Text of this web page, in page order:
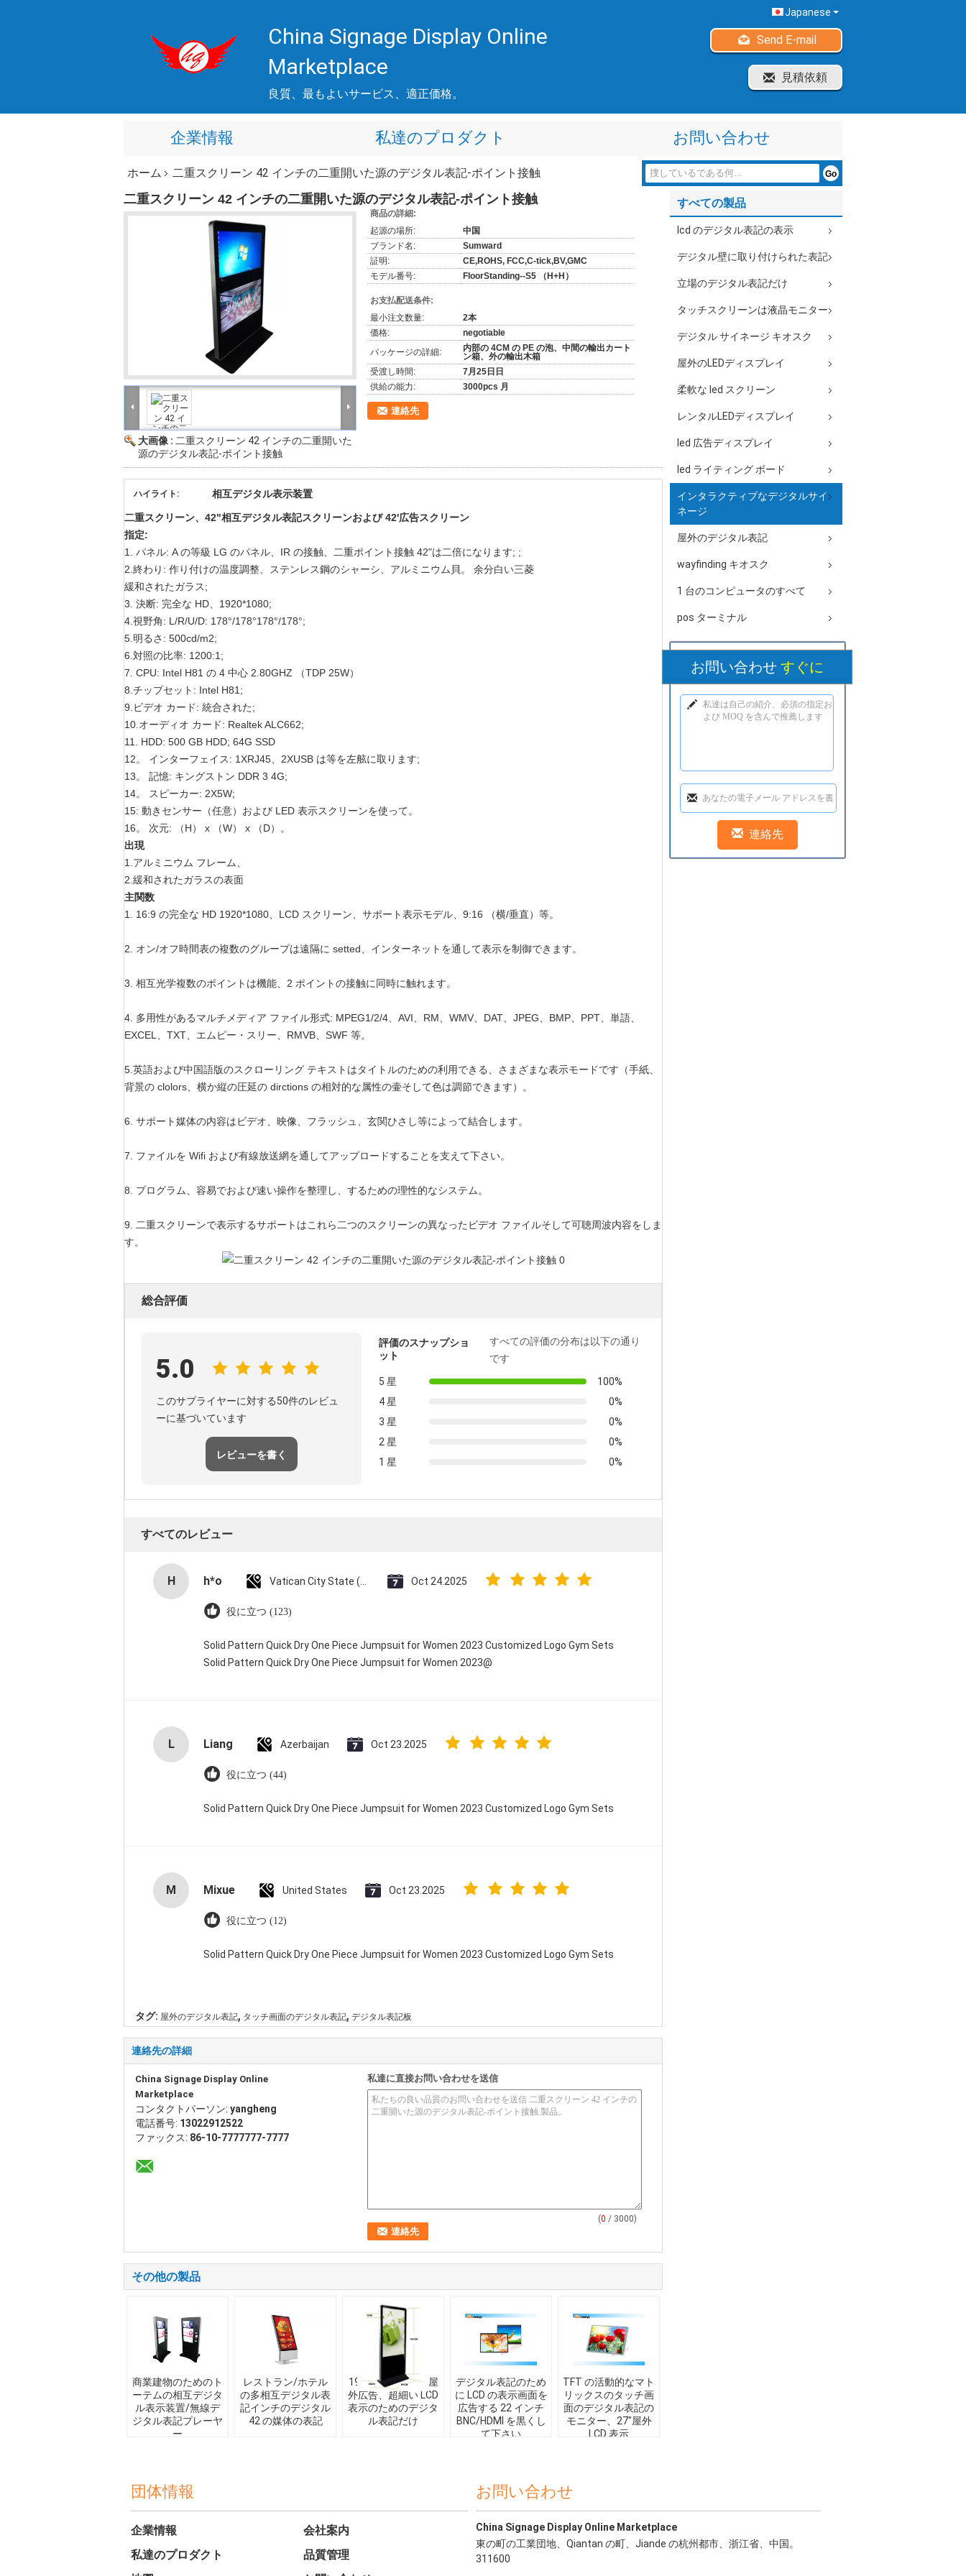
China Signage Display Online
Marketplace
良質、最もよいサービス、適正価格。
Japanese
Send E-mail
見積依頼
企業情報 私達のプロダクト お問い合わせ
ホーム 二重スクリーン 42 インチの二重開いた源のデジタル表記-ポイント接触
二重スクリーン 42 インチの二重開いた源のデジタル表記-ポイント接触
大画像 : 二重スクリーン 42 インチの二重開いた
源のデジタル表記-ポイント接触
商品の詳細:
起源の場所:
中国
ブランド名:
Sumward
証明:
CE,ROHS, FCC,C-tick,BV,GMC
モデル番号:
FloorStanding--S5 （H+H）
お支払配送条件:
最小注文数量:
2本
価格:
negotiable
パッケージの詳細:
内部の 4CM の PE の泡、中間の輸出カート
ン箱、外の輸出木箱
受渡し時間:
7月25日日
供給の能力:
3000pcs 月
連絡先
ハイライト: 相互デジタル表示装置
二重スクリーン、42"相互デジタル表記スクリーンおよび 42'広告スクリーン
指定:
1. パネル: A の等級 LG のパネル、IR の接触、二重ポイント接触 42"は二倍になります; ;
2.終わり: 作り付けの温度調整、ステンレス鋼のシャーシ、アルミニウム貝。 余分白い三菱
緩和されたガラス;
3. 決断: 完全な HD、1920*1080;
4.視野角: L/R/U/D: 178°/178°178°/178°;
5.明るさ: 500cd/m2;
6.対照の比率: 1200:1;
7. CPU: Intel H81 の 4 中心 2.80GHZ （TDP 25W）
8.チップセット: Intel H81;
9.ビデオ カード: 統合された;
10.オーディオ カード: Realtek ALC662;
11. HDD: 500 GB HDD; 64G SSD
12。 インターフェイス: 1XRJ45、2XUSB は等を左舷に取ります;
13。 記憶: キングストン DDR 3 4G;
14。 スピーカー: 2X5W;
15: 動きセンサー（任意）および LED 表示スクリーンを使って。
16。 次元: （H） x （W） x （D）。
出現
1.アルミニウム フレーム、
2.緩和されたガラスの表面
主関数
1. 16:9 の完全な HD 1920*1080、LCD スクリーン、サポート表示モデル、9:16 （横/垂直）等。
2. オン/オフ時間表の複数のグループは遠隔に setted、インターネットを通して表示を制御できます。
3. 相互光学複数のポイントは機能、2 ポイントの接触に同時に触れます。
4. 多用性があるマルチメディア ファイル形式: MPEG1/2/4、AVI、RM、WMV、DAT、JPEG、BMP、PPT、単語、
EXCEL、TXT、エムピー・スリー、RMVB、SWF 等。
5.英語および中国語版のスクローリング テキストはタイトルのための利用できる、さまざまな表示モードです（手紙、
背景の clolors、横か縦の圧延の dirctions の相対的な属性の壷そして色は調節できます）。
6. サポート媒体の内容はビデオ、映像、フラッシュ、玄関ひさし等によって結合します。
7. ファイルを Wifi および有線放送網を通してアップロードすることを支えて下さい。
8. プログラム、容易でおよび速い操作を整理し、するための理性的なシステム。
9. 二重スクリーンで表示するサポートはこれら二つのスクリーンの異なったビデオ ファイルそして可聴周波内容をしま
す。
総合評価
5.0
このサプライヤーに対する50件のレビュ
ーに基づいています
レビューを書く
評価のスナップショ
ット
すべての評価の分布は以下の通り
です
5 星
100%
4 星
0%
3 星
0%
2 星
0%
1 星
0%
すべてのレビュー
H h*o Vatican City State (Holy See) Oct 24.2025
役に立つ (123)
Solid Pattern Quick Dry One Piece Jumpsuit for Women 2023 Customized Logo Gym Sets
Solid Pattern Quick Dry One Piece Jumpsuit for Women 2023@
L Liang Azerbaijan Oct 23.2025
役に立つ (44)
Solid Pattern Quick Dry One Piece Jumpsuit for Women 2023 Customized Logo Gym Sets
M Mixue United States Oct 23.2025
役に立つ (12)
Solid Pattern Quick Dry One Piece Jumpsuit for Women 2023 Customized Logo Gym Sets
タグ: 屋外のデジタル表記, タッチ画面のデジタル表記, デジタル表記板
連絡先の詳細
China Signage Display Online
Marketplace
コンタクトパーソン: yangheng
電話番号: 13022912522
ファックス: 86-10-7777777-7777
私達に直接お問い合わせを送信
(0 / 3000)
その他の製品
商業建物のためのト
ーテムの相互デジタ
ル表示装置/無線デ
ジタル表記プレーヤ
ー
レストラン/ホテル
の多相互デジタル表
記インチのデジタル
42 の媒体の表記
19" 22" 32"立場の屋
外広告、超細い LCD
表示のためのデジタ
ル表記だけ
デジタル表記のため
に LCD の表示画面を
広告する 22 インチ
BNC/HDMI を黒くし
て下さい
TFT の活動的なマト
リックスのタッチ画
面のデジタル表記の
モニター、27"屋外
LCD 表示
すべての製品
lcd のデジタル表記の表示
デジタル壁に取り付けられた表記
立場のデジタル表記だけ
タッチスクリーンは液晶モニター
デジタル サイネージ キオスク
屋外のLEDディスプレイ
柔軟な led スクリーン
レンタルLEDディスプレイ
led 広告ディスプレイ
led ライティング ボード
インタラクティブなデジタルサイ
ネージ
屋外のデジタル表記
wayfinding キオスク
1 台のコンピュータのすべて
pos ターミナル
お問い合わせ すぐに
団体情報
企業情報
私達のプロダクト
会社案内
品質管理
お問い合わせ
China Signage Display Online Marketplace
東の町の工業団地、Qiantan の町、Jiande の杭州都市、浙江省、中国。
311600